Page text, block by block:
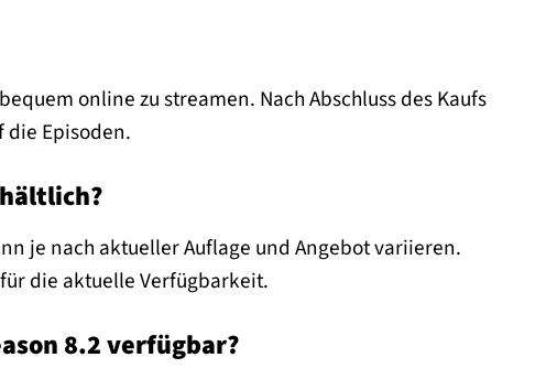
online zu streamen. Nach Abschluss des Kaufs
die Episoden.
je nach aktueller Auflage und Angebot variieren.
die aktuelle Verfügbarkeit.
8.2 verfügbar?